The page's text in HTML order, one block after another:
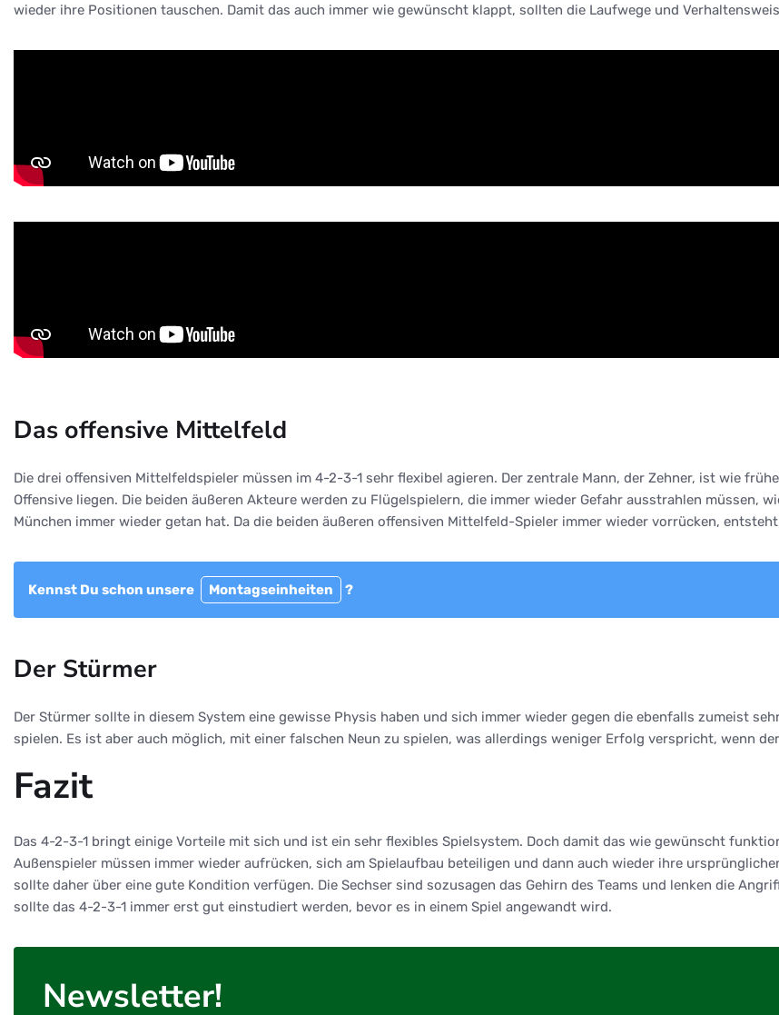
wieder ihre Positionen tauschen. Damit das auch immer wie gewünscht klappt, sollten die Laufwege und
Das offensive Mittelfeld
Die drei offensiven Mittelfeldspieler müssen im 4-2-3-1 sehr flexibel agieren. Der zentrale Mann, der Zehner, ist wie
Offensive liegen. Die beiden äußeren Akteure werden zu Flügelspielern, die immer wieder Gefahr ausstrahlen müssen,
München immer wieder getan hat. Da die beiden äußeren offensiven Mittelfeld-Spieler immer wieder vorrücken,
Kennst Du schon unsere Montagseinheiten ?
Der Stürmer
Der Stürmer sollte in diesem System eine gewisse Physis haben und sich immer wieder gegen die ebenfalls zumeist
spielen. Es ist aber auch möglich, mit einer falschen Neun zu spielen, was allerdings weniger Erfolg verspricht, wenn
Fazit
Das 4-2-3-1 bringt einige Vorteile mit sich und ist ein sehr flexibles Spielsystem. Doch damit das wie gewünscht
Außenspieler müssen immer wieder aufrücken, sich am Spielaufbau beteiligen und dann auch wieder ihre
sollte daher über eine gute Kondition verfügen. Die Sechser sind sozusagen das Gehirn des Teams und lenken die
sollte das 4-2-3-1 immer erst gut einstudiert werden, bevor es in einem Spiel angewandt wird.
Newsletter!